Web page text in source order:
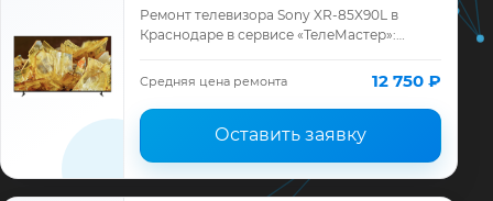
Ремонт телевизора Sony XR-85X90L в
Краснодаре в сервисе «ТелеМастер»:
ремонта, запчасти и гарантия до 12
Средняя цена ремонта 12 750 ₽
Оставить заявку